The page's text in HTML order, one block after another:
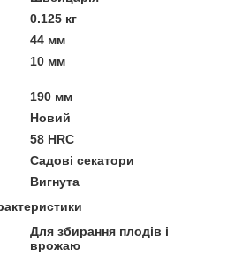
0.125 кг
44 мм
10 мм
190 мм
Новий
58 HRC
Садові секатори
Вигнута
Для збирання плодів і
врожаю